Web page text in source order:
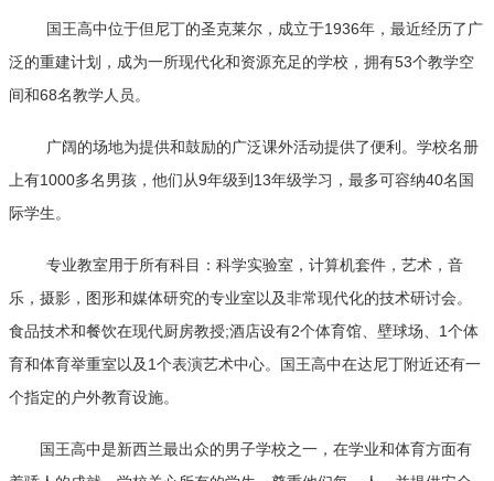
国王高中位于但尼丁的圣克莱尔，成立于1936年，最近经历了广
泛的重建计划，成为一所现代化和资源充足的学校，拥有53个教学空
间和68名教学人员。
广阔的场地为提供和鼓励的广泛课外活动提供了便利。学校名册
上有1000多名男孩，他们从9年级到13年级学习，最多可容纳40名国
际学生。
专业教室用于所有科目：科学实验室，计算机套件，艺术，音
乐，摄影，图形和媒体研究的专业室以及非常现代化的技术研讨会。
食品技术和餐饮在现代厨房教授;酒店设有2个体育馆、壁球场、1个体
育和体育举重室以及1个表演艺术中心。国王高中在达尼丁附近还有一
个指定的户外教育设施。
国王高中是新西兰最出众的男子学校之一，在学业和体育方面有